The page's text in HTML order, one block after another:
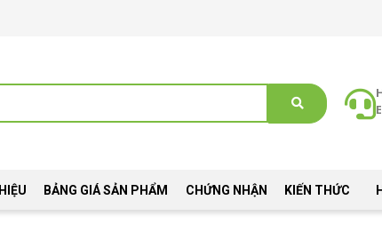
BẢNG GIÁ SẢN PHẨM CHỨNG NHẬN KIẾN THỨC